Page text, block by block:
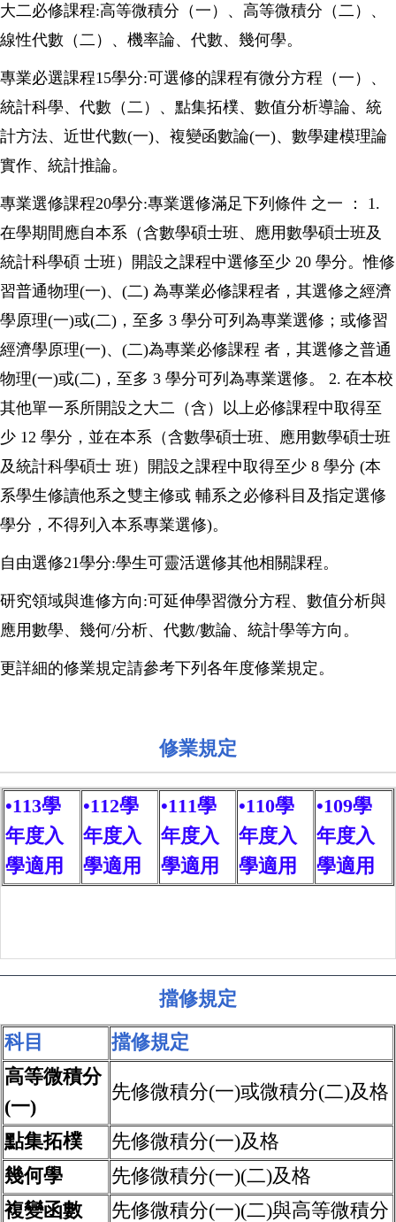
大二必修課程:高等微積分（一）、高等微積分（二）、
線性代數（二）、機率論、代數、幾何學。
專業必選課程15學分:可選修的課程有微分方程（一）、
統計科學、代數（二）、點集拓樸、數值分析導論、統
計方法、近世代數(一)、複變函數論(一)、數學建模理論
實作、統計推論。
專業選修課程20學分:專業選修滿足下列條件 之一 ： 1.
在學期間應自本系（含數學碩士班、應用數學碩士班及
統計科學碩 士班）開設之課程中選修至少 20 學分。惟修
習普通物理(一)、(二) 為專業必修課程者，其選修之經濟
學原理(一)或(二)，至多 3 學分可列為專業選修；或修習
經濟學原理(一)、(二)為專業必修課程 者，其選修之普通
物理(一)或(二)，至多 3 學分可列為專業選修。 2. 在本校
其他單一系所開設之大二（含）以上必修課程中取得至
少 12 學分，並在本系（含數學碩士班、應用數學碩士班
及統計科學碩士 班）開設之課程中取得至少 8 學分 (本
系學生修讀他系之雙主修或 輔系之必修科目及指定選修
學分，不得列入本系專業選修)。
自由選修21學分:學生可靈活選修其他相關課程。
研究領域與進修方向:可延伸學習微分方程、數值分析與
應用數學、幾何/分析、代數/數論、統計學等方向。
更詳細的修業規定請參考下列各年度修業規定。
修業規定
•113學
年度入
學適用
•112學
年度入
學適用
•111學
年度入
學適用
•110學
年度入
學適用
•109學
年度入
學適用
擋修規定
科目
擋修規定
高等微積分
(一)
先修微積分(一)或微積分(二)及格
點集拓樸 先修微積分(一)及格
幾何學
先修微積分(一)(二)及格
複變函數
先修微積分(一)(二)與高等微積分